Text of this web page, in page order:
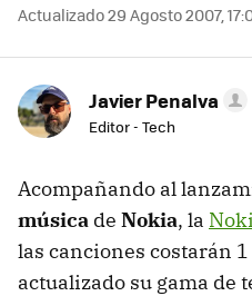
Actualizado 29 Agosto 2007,
Javier Penalva
Editor - Tech
Acompañando al
música de Nokia, la
las canciones costarán
actualizado su gama de